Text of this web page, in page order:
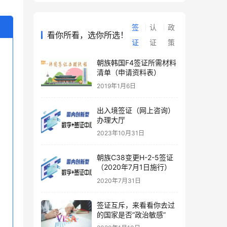
看你所看，选你所选！
签
证
认
证
政
策
朝族韩国F4签证所需材料
清单（申请资料表）
2019年1月6日
出入境签证（网上咨询）
办理大厅
2023年10月31日
朝族C38变更H-2-5签证
（2020年7月1日施行）
2020年7月31日
签证互斥，来看看你去过
的国家是否“政治敏感”